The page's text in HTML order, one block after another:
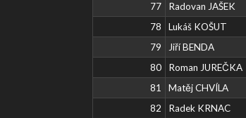
77
Radovan JAŠEK
78
Lukáš KOŠUT
79
Jiří BENDA
80
Roman JUREČKA
81
Matěj CHVÍLA
82
Radek KRNAC